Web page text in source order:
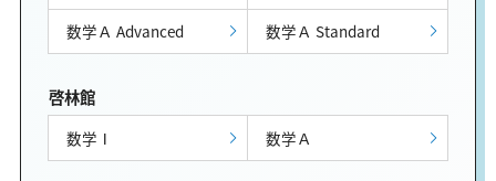
数学Ａ Advanced
数学Ａ Standard
啓林館
数学Ⅰ 数学Ａ